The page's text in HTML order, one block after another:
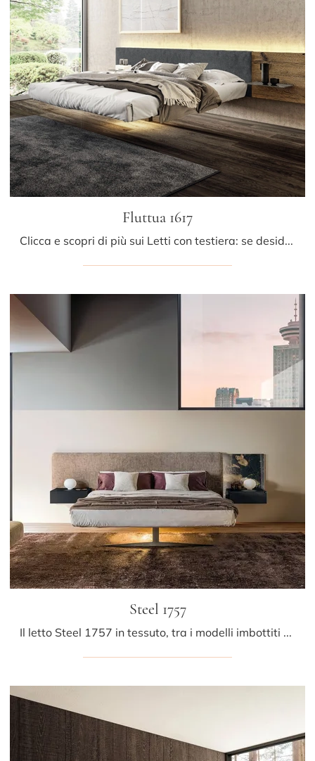
Fluttua 1617
Clicca e scopri di più sui Letti con testiera: se desideri modelli matrimoniali design, il modello Fluttua 1617 Lago fa al caso tuo.
Steel 1757
Il letto Steel 1757 in tessuto, tra i modelli imbottiti matrimoniali design di Lago, è pensato per assicurarti il relax totale.